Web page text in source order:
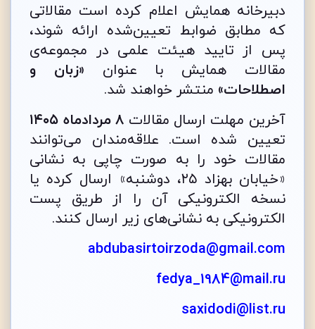
دبیرخانه همایش اعلام کرده است مقالاتی
که مطابق ضوابط تعیین‌شده ارائه شوند،
پس از تایید هیئت علمی در مجموعه‌ی
مقالات همایش با عنوان «زبان و
اصطلاحات» منتشر خواهند شد.
آخرین مهلت ارسال مقالات ۸ مردادماه ۱۴۰۵
تعیین شده است. علاقه‌مندان می‌توانند
مقالات خود را به صورت چاپی به نشانی
«خیابان بهزاد ۲۵، دوشنبه» ارسال کرده یا
نسخه الکترونیکی آن را از طریق پست
الکترونیکی به نشانی‌های زیر ارسال کنند.
abdubasirtoirzoda@gmail.com
fedya_1984@mail.ru
saxidodi@list.ru